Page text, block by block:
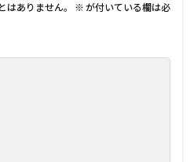
はありません。 ※ が付いている欄は必